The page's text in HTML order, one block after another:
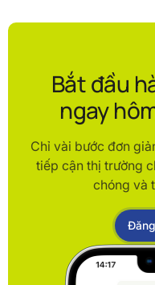
Bắt đầu
ngay
Chỉ vài bước đơn
tiếp cận thị trường
chóng và